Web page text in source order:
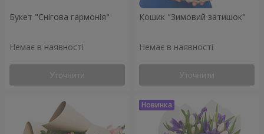
Букет "Снігова гармонія"
Немає в наявності
Уточнити
Кошик "Зимовий затишок"
Немає в наявності
Уточнити